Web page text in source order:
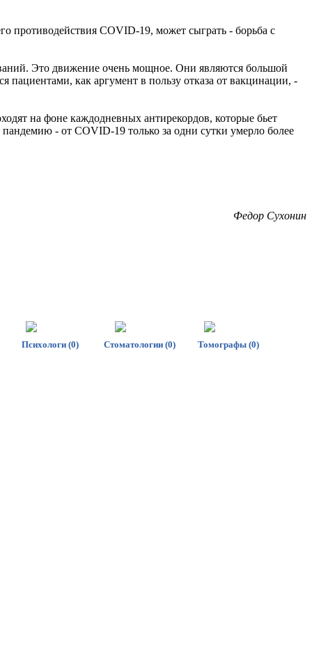
противодействия COVID-19, может сыграть - борьба с
Это движение очень мощное. Они являются большой
пациентами, как аргумент в пользу отказа от вакцинации, -
на фоне каждодневных антирекордов, которые бьет
- от COVID-19 только за одни сутки умерло более
Федор Сухонин
Психологи (0) Стоматологии (0) Томографы (0)